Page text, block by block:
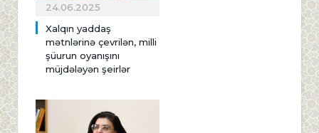
24.06.2025
Xalqın yaddaş
mətnlərinə çevrilən, milli
şüurun oyanışını
müjdələyən şeirlər